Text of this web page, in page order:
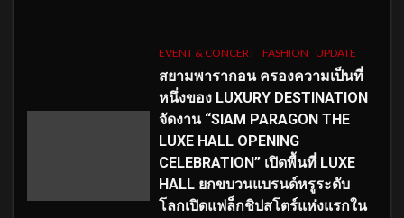
EVENT & CONCERT FASHION UPDATE
สยามพารากอน ครองความเป็นที่
หนึ่งของ LUXURY DESTINATION
จัดงาน “SIAM PARAGON THE
LUXE HALL OPENING
CELEBRATION” เปิดพื้นที่ LUXE
HALL ยกขบวนแบรนด์หรูระดับ
โลกเปิดแฟล็กชิปสโตร์แห่งแรกใน